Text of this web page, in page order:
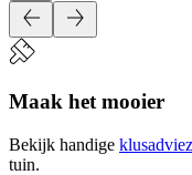
Maak het mooier
Bekijk handige
tuin.